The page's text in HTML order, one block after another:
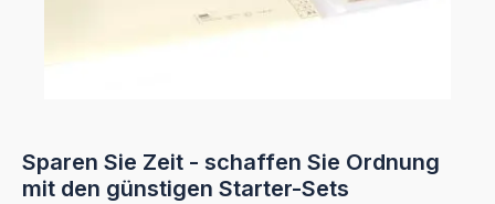
Sparen Sie Zeit - schaffen Sie Ordnung
mit den günstigen Starter-Sets